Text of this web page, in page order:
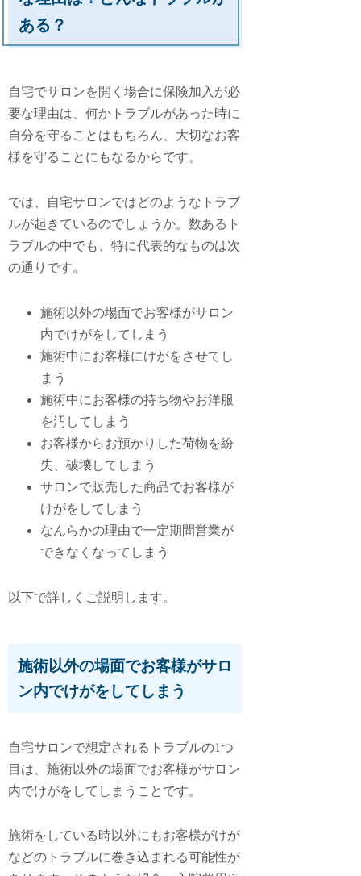
ある？
自宅でサロンを開く場合に保険加入が必
要な理由は、何かトラブルがあった時に
自分を守ることはもちろん、大切なお客
様を守ることにもなるからです。
では、自宅サロンではどのようなトラブ
ルが起きているのでしょうか。数あるト
ラブルの中でも、特に代表的なものは次
の通りです。
施術以外の場面でお客様がサロン
内でけがをしてしまう
施術中にお客様にけがをさせてし
まう
施術中にお客様の持ち物やお洋服
を汚してしまう
お客様からお預かりした荷物を紛
失、破壊してしまう
サロンで販売した商品でお客様が
けがをしてしまう
なんらかの理由で一定期間営業が
できなくなってしまう
以下で詳しくご説明します。
施術以外の場面でお客様がサロ
ン内でけがをしてしまう
自宅サロンで想定されるトラブルの1つ
目は、施術以外の場面でお客様がサロン
内でけがをしてしまうこと です。
施術をしている時以外にもお客様がけが
などのトラブルに巻き込まれる可能性が